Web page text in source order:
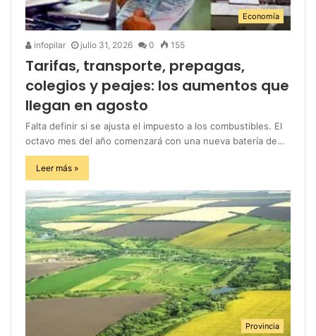
Economía
infopilar julio 31, 2026 0 155
Tarifas, transporte, prepagas,
colegios y peajes: los aumentos que
llegan en agosto
Falta definir si se ajusta el impuesto a los combustibles. El
octavo mes del año comenzará con una nueva batería de…
Leer más »
Provincia